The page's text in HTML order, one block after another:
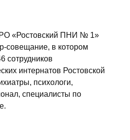
«Ростовский ПНИ № 1»
совещание, в котором
сотрудников
интернатов Ростовской
психологи,
специалисты по